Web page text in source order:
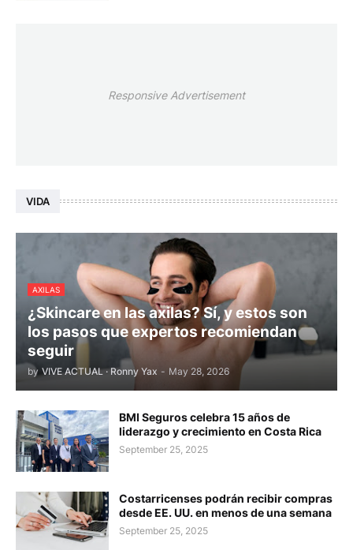
Responsive Advertisement
VIDA
AXILAS
¿Skincare en las axilas? Sí, y estos son
los pasos que expertos recomiendan
seguir
by VIVE ACTUAL · Ronny Yax - May 28, 2026
BMI Seguros celebra 15 años de
liderazgo y crecimiento en Costa Rica
September 25, 2025
Costarricenses podrán recibir compras
desde EE. UU. en menos de una semana
September 25, 2025